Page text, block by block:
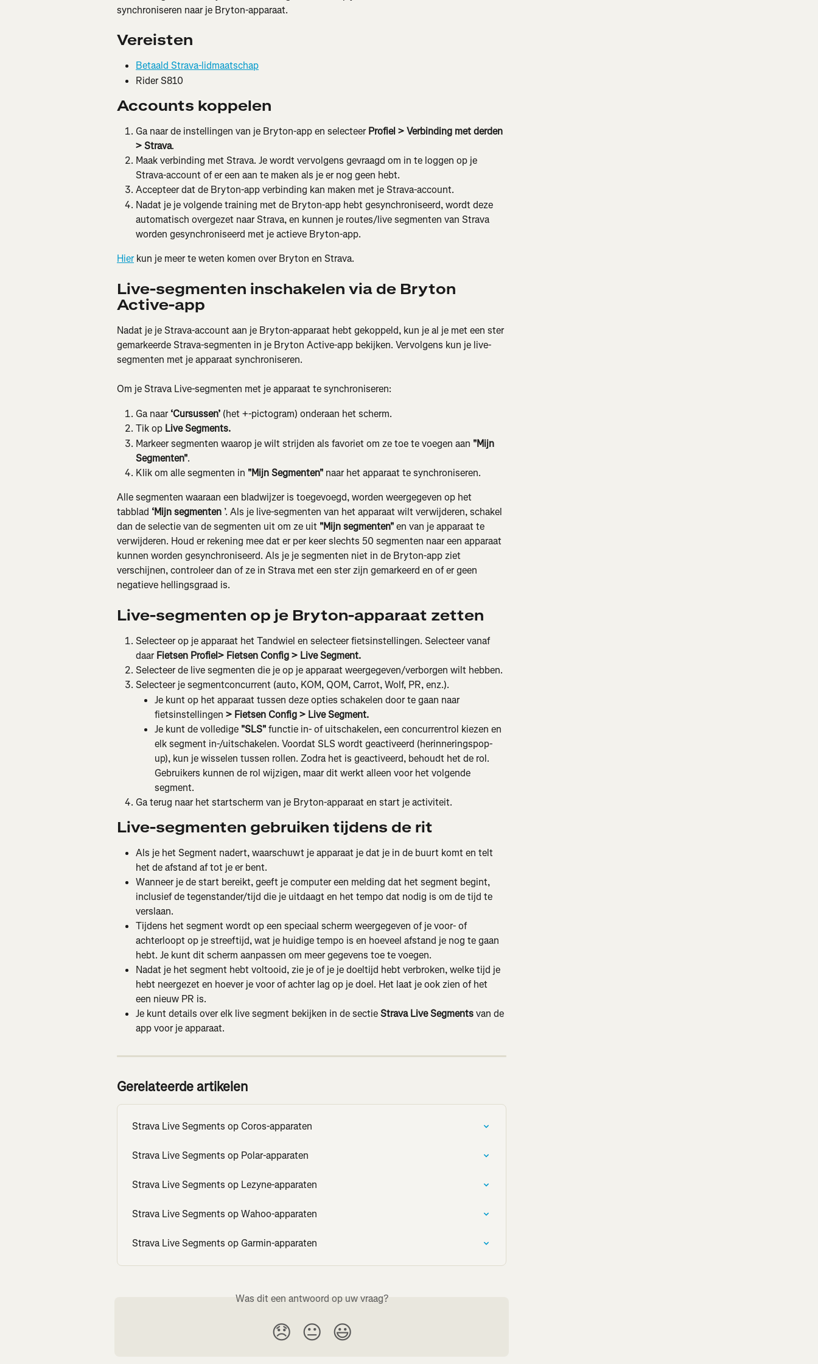
synchroniseren naar je Bryton-apparaat.
Vereisten
Betaald Strava-lidmaatschap
Rider S810
Accounts koppelen
Ga naar de instellingen van je Bryton-app en selecteer Profiel>Verbinding met derden
> Strava.
Maak verbinding met Strava. Je wordt vervolgens gevraagd om in te loggen op je
Strava-account of er een aan te maken als je er nog geen hebt.
Accepteer dat de Bryton-app verbinding kan maken met je Strava-account.
Nadat je je volgende training met de Bryton-app hebt gesynchroniseerd, wordt deze
automatisch overgezet naar Strava, en kunnen je routes/live segmenten van Strava
worden gesynchroniseerd met je actieve Bryton-app.
Hier kun je meer te weten komen over Bryton en Strava.
Live-segmenten inschakelen via de Bryton
Active-app
Nadat je je Strava-account aan je Bryton-apparaat hebt gekoppeld, kun je al je met een ster
gemarkeerde Strava-segmenten in je Bryton Active-app bekijken. Vervolgens kun je live-
segmenten met je apparaat synchroniseren.
Om je Strava Live-segmenten met je apparaat te synchroniseren:
Ga naar ‘Cursussen’ (het +-pictogram) onderaan het scherm.
Tik op Live Segments.
Markeer segmenten waarop je wilt strijden als favoriet om ze toe te voegen aan "Mijn
Segmenten".
Klik om alle segmenten in "Mijn Segmenten" naar het apparaat te synchroniseren.
Alle segmenten waaraan een bladwijzer is toegevoegd, worden weergegeven op het
tabblad ‘Mijn segmenten ’. Als je live-segmenten van het apparaat wilt verwijderen, schakel
dan de selectie van de segmenten uit om ze uit "Mijn segmenten" en van je apparaat te
verwijderen. Houd er rekening mee dat er per keer slechts 50 segmenten naar een apparaat
kunnen worden gesynchroniseerd. Als je je segmenten niet in de Bryton-app ziet
verschijnen, controleer dan of ze in Strava met een ster zijn gemarkeerd en of er geen
negatieve hellingsgraad is.
Live-segmenten op je Bryton-apparaat zetten
Selecteer op je apparaat het Tandwiel en selecteer fietsinstellingen. Selecteer vanaf
daar Fietsen Profiel> Fietsen Config > Live Segment.
Selecteer de live segmenten die je op je apparaat weergegeven/verborgen wilt hebben.
Selecteer je segmentconcurrent (auto, KOM, QOM, Carrot, Wolf, PR, enz.).
Je kunt op het apparaat tussen deze opties schakelen door te gaan naar
fietsinstellingen > Fietsen Config > Live Segment.
Je kunt de volledige "SLS" functie in- of uitschakelen, een concurrentrol kiezen en
elk segment in-/uitschakelen. Voordat SLS wordt geactiveerd (herinneringspop-
up), kun je wisselen tussen rollen. Zodra het is geactiveerd, behoudt het de rol.
Gebruikers kunnen de rol wijzigen, maar dit werkt alleen voor het volgende
segment.
Ga terug naar het startscherm van je Bryton-apparaat en start je activiteit.
Live-segmenten gebruiken tijdens de rit
Als je het Segment nadert, waarschuwt je apparaat je dat je in de buurt komt en telt
het de afstand af tot je er bent.
Wanneer je de start bereikt, geeft je computer een melding dat het segment begint,
inclusief de tegenstander/tijd die je uitdaagt en het tempo dat nodig is om de tijd te
verslaan.
Tijdens het segment wordt op een speciaal scherm weergegeven of je voor- of
achterloopt op je streeftijd, wat je huidige tempo is en hoeveel afstand je nog te gaan
hebt. Je kunt dit scherm aanpassen om meer gegevens toe te voegen.
Nadat je het segment hebt voltooid, zie je of je je doeltijd hebt verbroken, welke tijd je
hebt neergezet en hoever je voor of achter lag op je doel. Het laat je ook zien of het
een nieuw PR is.
Je kunt details over elk live segment bekijken in de sectie Strava Live Segments van de
app voor je apparaat.
Gerelateerde artikelen
Strava Live Segments op Coros-apparaten
Strava Live Segments op Polar-apparaten
Strava Live Segments op Lezyne-apparaten
Strava Live Segments op Wahoo-apparaten
Strava Live Segments op Garmin-apparaten
Was dit een antwoord op uw vraag?
😞 😐 😃